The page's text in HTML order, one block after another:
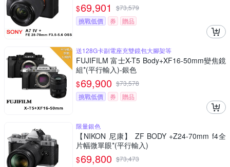
$69,901 $73,579
挑戰低價
券 贈品
送128G卡副電座充雙鏡包大腳架等
FUJIFILM 富士X-T5 Body+XF16-50mm變焦鏡
組*(平行輸入)-銀色
$69,900 $73,578
挑戰低價
券 贈品
限量銀色
【NIKON 尼康】 ZF BODY +Z24-70mm f4全
片幅微單眼*(平行輸入)
$69,800 $73,473